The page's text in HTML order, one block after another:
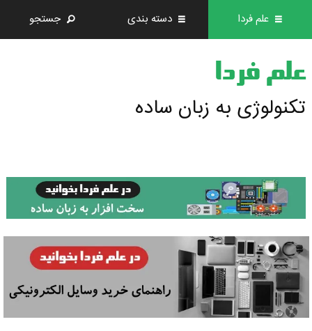
علم فردا دسته بندی جستجو
علم فردا
تکنولوژی به زبان ساده